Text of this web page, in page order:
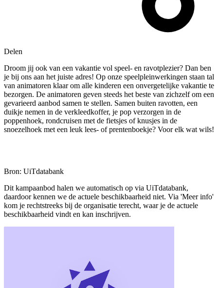
Delen
Droom jij ook van een vakantie vol speel- en ravotplezier? Dan ben
je bij ons aan het juiste adres! Op onze speelpleinwerkingen staan tal
van animatoren klaar om alle kinderen een onvergetelijke vakantie te
bezorgen. De animatoren geven steeds het beste van zichzelf om een
gevarieerd aanbod samen te stellen. Samen buiten ravotten, een
duikje nemen in de verkleedkoffer, je pop verzorgen in de
poppenhoek, rondcruisen met de fietsjes of knusjes in de
snoezelhoek met een leuk lees- of prentenboekje? Voor elk wat wils!
Bron: UiTdatabank
Dit kampaanbod halen we automatisch op via UiTdatabank,
daardoor kennen we de actuele beschikbaarheid niet. Via 'Meer info'
kom je rechtstreeks bij de organisatie terecht, waar je de actuele
beschikbaarheid vindt en kan inschrijven.